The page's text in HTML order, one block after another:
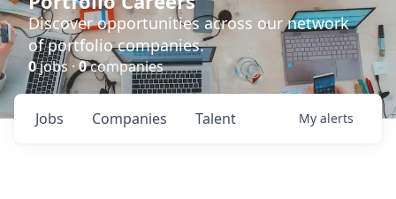
Discover opportunities across our network
of portfolio companies.
0jobs ·0companies
Jobs Companies Talent My alerts